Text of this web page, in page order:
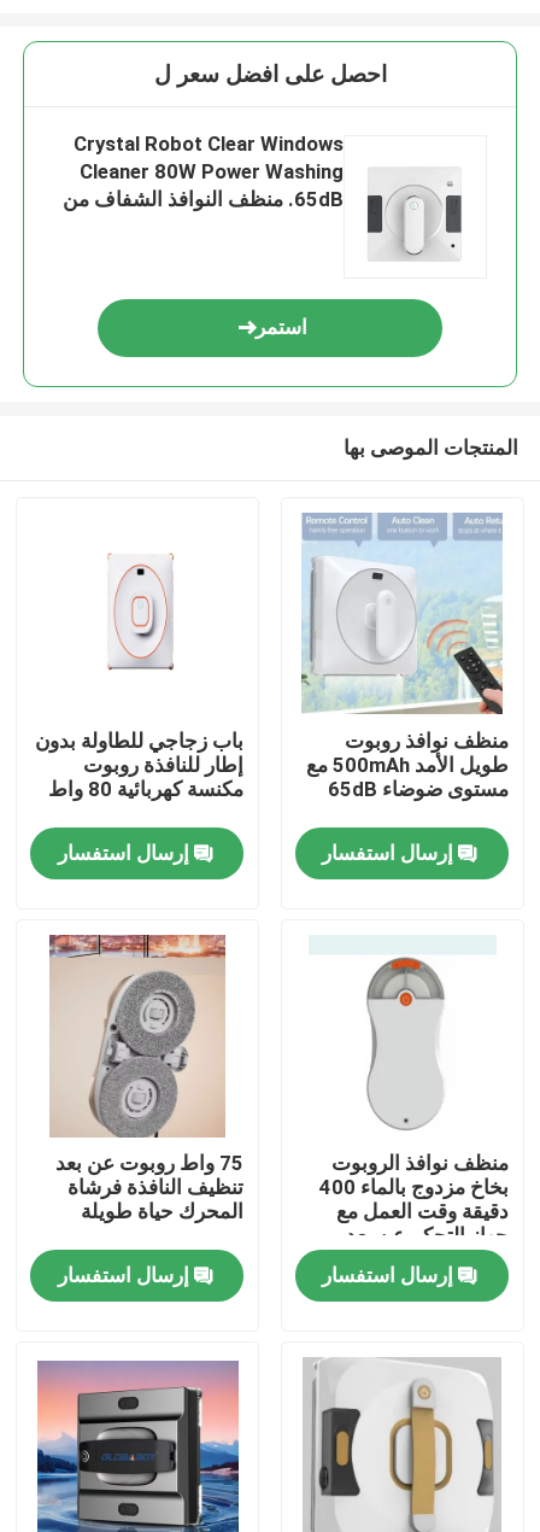
بيت
أشرطة فيديو
معلومات عنا
جولة في المعمل
رقابة جودة
اطلب اقتباس
الروبوت مكنسة كهربائية
منظف ​​نوافذ الروبوت
احصل على افضل سعر ل
Crystal Robot Clear Windows
Cleaner 80W Power Washing
65dB. منظف النوافذ الشفاف من
استمر
المنتجات الموصى بها
منظف نوافذ روبوت
طويل الأمد 500mAh مع
مستوى ضوضاء 65dB
إرسال استفسار
باب زجاجي للطاولة بدون
إطار للنافذة روبوت
مكنسة كهربائية 80 واط
إرسال استفسار
منظف ​​نوافذ الروبوت
بخاخ مزدوج بالماء 400
دقيقة وقت العمل مع
جهاز التحكم عن بعد
إرسال استفسار
75 واط روبوت عن بعد
تنظيف النافذة فرشاة
المحرك حياة طويلة
إرسال استفسار